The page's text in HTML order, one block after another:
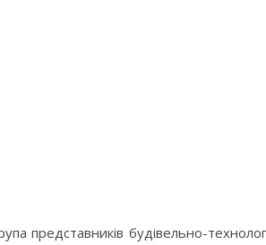
представників будівельно-